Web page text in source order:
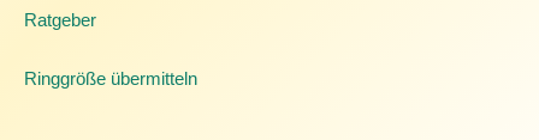
Ratgeber
Ringgröße übermitteln